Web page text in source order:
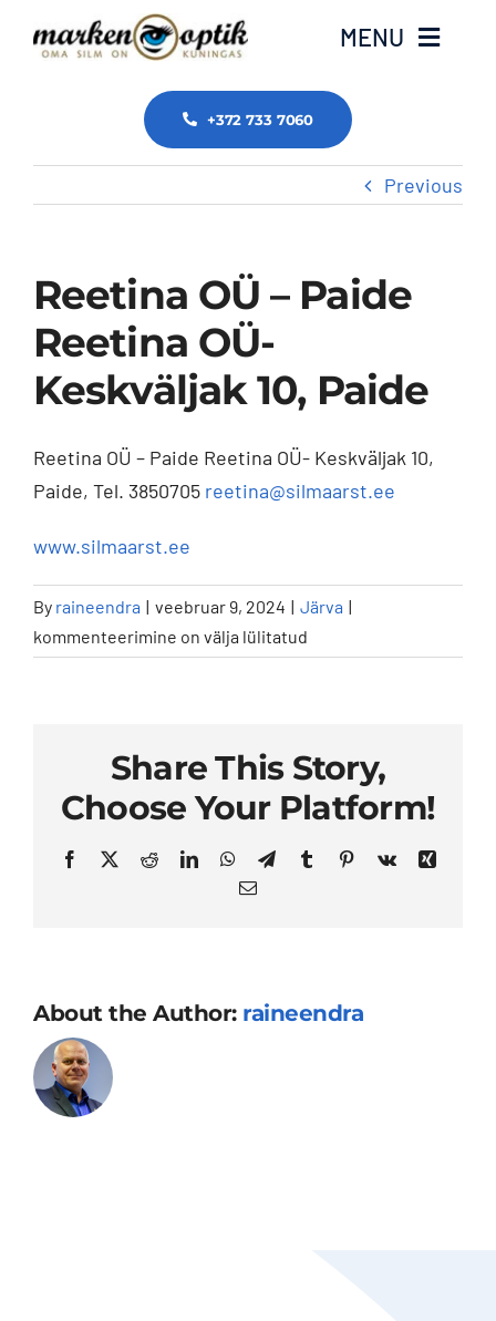
MENU
Tasub teada
Tooted ja teenused
Edasimüüjad
+372 733 7060
Previous
Reetina OÜ – Paide
Reetina OÜ-
Keskväljak 10, Paide
Reetina OÜ – Paide Reetina OÜ- Keskväljak 10,
Paide, Tel. 3850705 reetina@silmaarst.ee
www.silmaarst.ee
By raineendra | veebruar 9, 2024 | Järva |
–
Keskväljak
10,
kommenteerimine on välja lülitatud
Share This Story,
Choose Your Platform!
Facebook
X RedditLinkedInWhatsApp
TelegramTumblrPinterest
Vk
Xing
Email
About the Author: raineendra